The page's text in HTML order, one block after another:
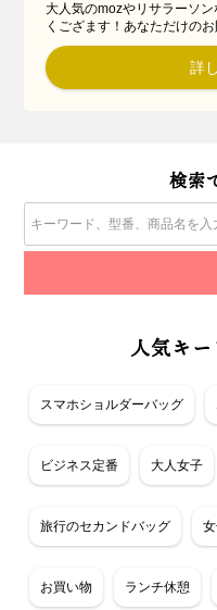
大人気のmozやリサラーソ
くござます！あなただけの
詳
検索
人気キ
スマホショルダーバッグ
ビジネス定番 大人女子
旅行のセカンドバッグ
お買い物 ランチ休憩